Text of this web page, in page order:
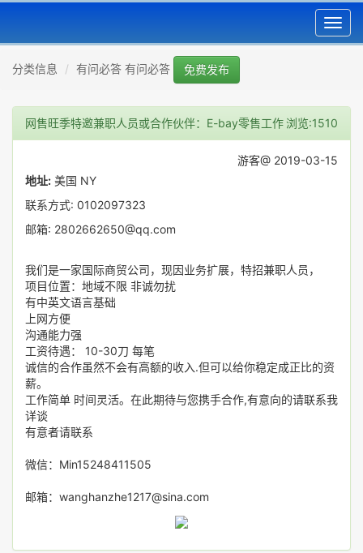
分类信息 有问必答 有问必答 免费发布
网售旺季特邀兼职人员或合作伙伴：E-bay零售工作浏览:1510
游客@ 2019-03-15
地址: 美国 NY
联系方式: 0102097323
邮箱: 2802662650@qq.com
我们是一家国际商贸公司，现因业务扩展，特招兼职人员，
项目位置：地域不限 非诚勿扰
有中英文语言基础
上网方便
沟通能力强
工资待遇： 10-30刀 每笔
诚信的合作虽然不会有高额的收入.但可以给你稳定成正比的资
薪。
工作简单 时间灵活。在此期待与您携手合作,有意向的请联系我
详谈
有意者请联系
微信：Min15248411505
邮箱：wanghanzhe1217@sina.com